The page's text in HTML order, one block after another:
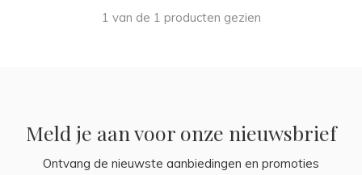
1 van de 1 producten gezien
Meld je aan voor onze nieuwsbrief
Ontvang de nieuwste aanbiedingen en promoties